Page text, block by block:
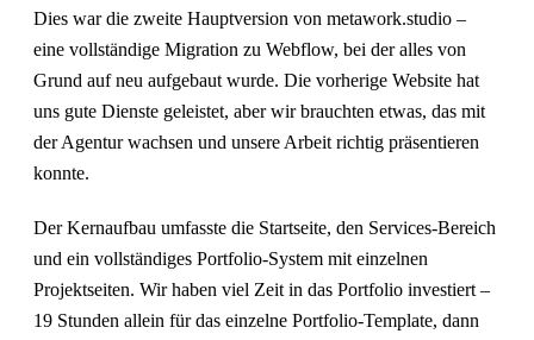
Dies war die zweite Hauptversion von metawork.studio –
eine vollständige Migration zu Webflow, bei der alles von
Grund auf neu aufgebaut wurde. Die vorherige Website hat
uns gute Dienste geleistet, aber wir brauchten etwas, das mit
der Agentur wachsen und unsere Arbeit richtig präsentieren
konnte.
Der Kernaufbau umfasste die Startseite, den Services-Bereich
und ein vollständiges Portfolio-System mit einzelnen
Projektseiten. Wir haben viel Zeit in das Portfolio investiert –
19 Stunden allein für das einzelne Portfolio-Template, dann